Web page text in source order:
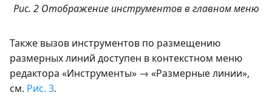
Рис. 2 Отображение инструментов в главном меню
Также вызов инструментов по размещению
размерных линий доступен в контекстном меню
редактора «Инструменты» → «Размерные линии»,
см. Рис. 3.